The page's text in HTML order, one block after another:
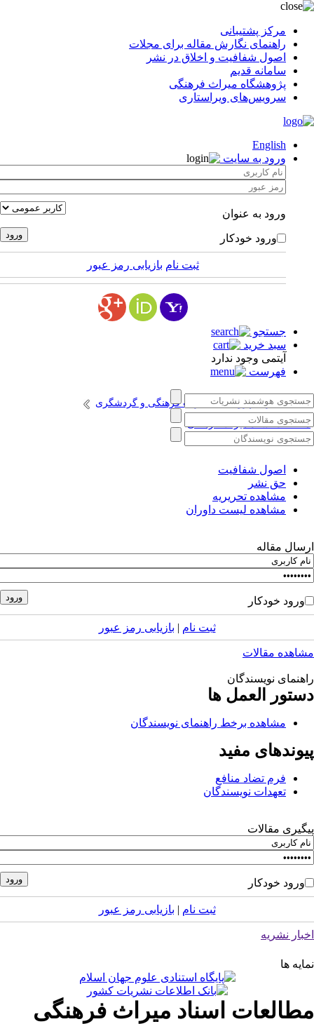
مرکز پشتیبانی
راهنمای نگارش مقاله برای مجلات
اصول شفافیت و اخلاق در نشر
سامانه قدیم
پژوهشگاه میراث فرهنگی
سرویس‌های ویراستاری
English
ورود به سایت
ورود به عنوان
ورود خودکار
ثبت نام بازیابی رمز عبور
جستجو
سبد خرید
آیتمی وجود ندارد
فهرست
انتشارات پژوهشگاه میراث فرهنگی و گردشگری
اسناد میراث فرهنگی
اصول شفافیت
حق نشر
مشاهده تحریریه
مشاهده لیست داوران
مقاله
ورود خودکار
ثبت نام| بازیابی رمز عبور
مقالات
نویسندگان
العمل ها
مشاهده برخط راهنمای نویسندگان
مفید
فرم تضاد منافع
تعهدات نویسندگان
مقالات
ورود خودکار
ثبت نام| بازیابی رمز عبور
نشریه
ها
اسناد میراث فرهنگی